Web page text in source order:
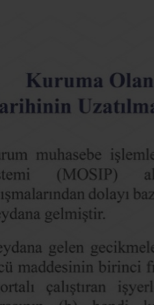
ekonomiye dair öne